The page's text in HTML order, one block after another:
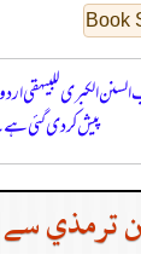
Book
السنن الكبرى
پیش کر دی گئی
ترمذي سے